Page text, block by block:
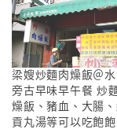
梁嫂炒麵肉燥飯＠
旁古早味早午餐 炒
燥飯、豬血、大腸、
貢丸湯等可以吃飽